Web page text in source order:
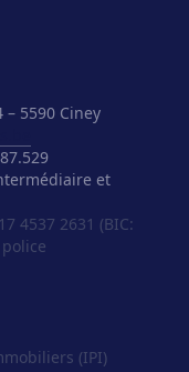
– 5590 Ciney
et
4537 2631 (BIC:
police
(IPI)